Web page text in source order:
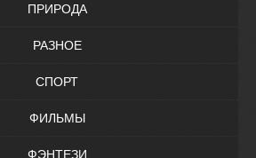
ПРИРОДА
РАЗНОЕ
СПОРТ
ФИЛЬМЫ
ФЭНТЕЗИ